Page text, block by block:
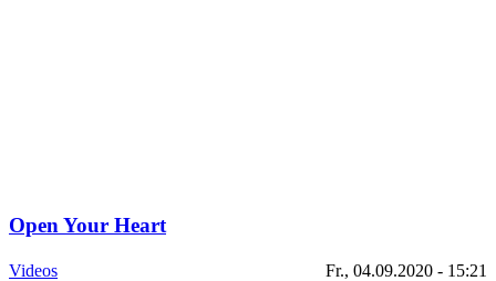
Open Your Heart
Videos Fr., 04.09.2020 - 15:21